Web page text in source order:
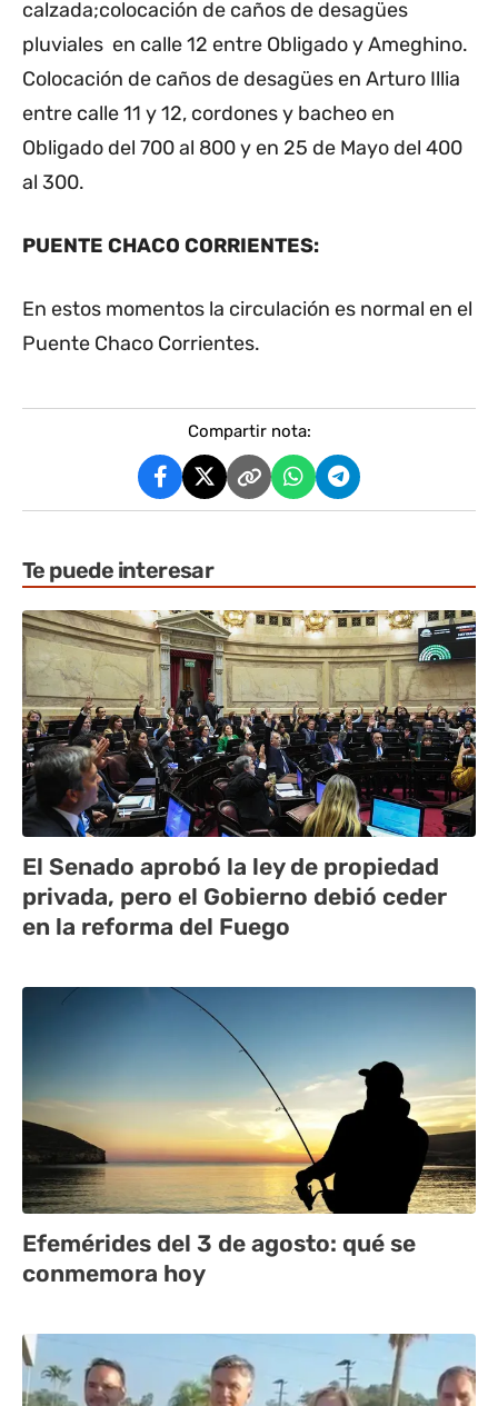
calzada;colocación de caños de desagües
pluviales en calle 12 entre Obligado y Ameghino.
Colocación de caños de desagües en Arturo Illia
entre calle 11 y 12, cordones y bacheo en
Obligado del 700 al 800 y en 25 de Mayo del 400
al 300.
PUENTE CHACO CORRIENTES:
En estos momentos la circulación es normal en el
Puente Chaco Corrientes.
Compartir nota:
Te puede interesar
El Senado aprobó la ley de propiedad
privada, pero el Gobierno debió ceder
en la reforma del Fuego
Efemérides del 3 de agosto: qué se
conmemora hoy